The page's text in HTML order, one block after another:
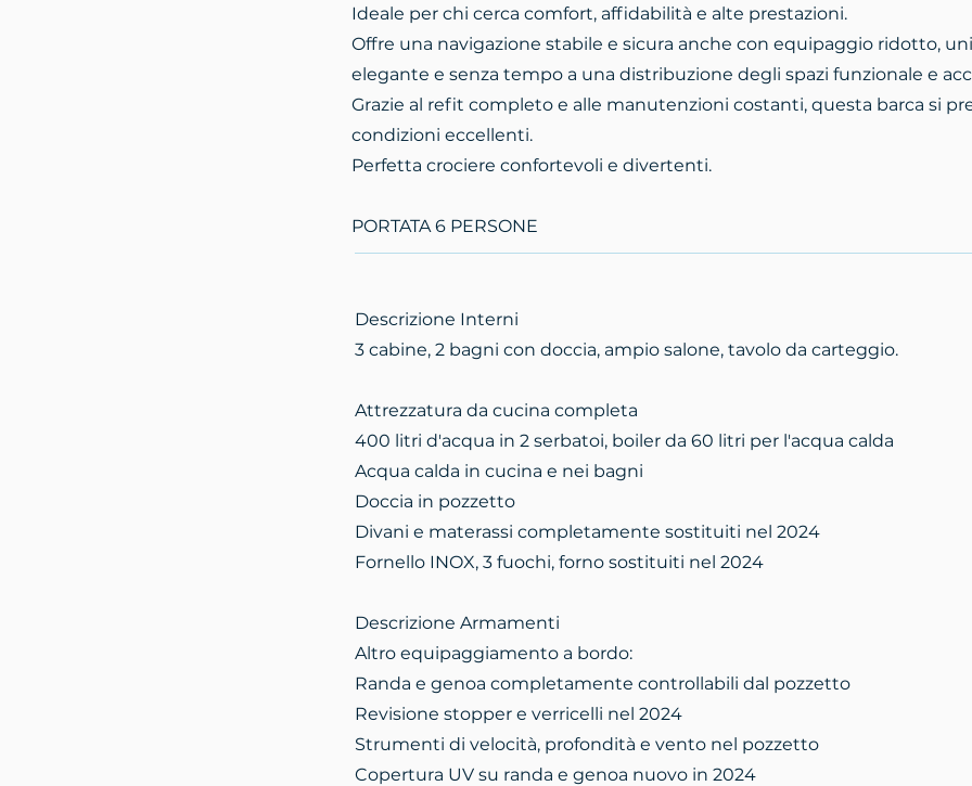
Ideale per chi cerca comfort, affidabilità e alte prestazioni.
Offre una navigazione stabile e sicura anche con equipaggio ridotto,
elegante e senza tempo a una distribuzione degli spazi funzionale e
Grazie al refit completo e alle manutenzioni costanti, questa barca si
condizioni eccellenti.
Perfetta crociere confortevoli e divertenti.
PORTATA 6 PERSONE
Descrizione Interni
3 cabine, 2 bagni con doccia, ampio salone, tavolo da carteggio.
Attrezzatura da cucina completa
400 litri d'acqua in 2 serbatoi, boiler da 60 litri per l'acqua calda
Acqua calda in cucina e nei bagni
Doccia in pozzetto
Divani e materassi completamente sostituiti nel 2024
Fornello INOX, 3 fuochi, forno sostituiti nel 2024
Descrizione Armamenti
Altro equipaggiamento a bordo:
Randa e genoa completamente controllabili dal pozzetto
Revisione stopper e verricelli nel 2024
Strumenti di velocità, profondità e vento nel pozzetto
Copertura UV su randa e genoa nuovo in 2024